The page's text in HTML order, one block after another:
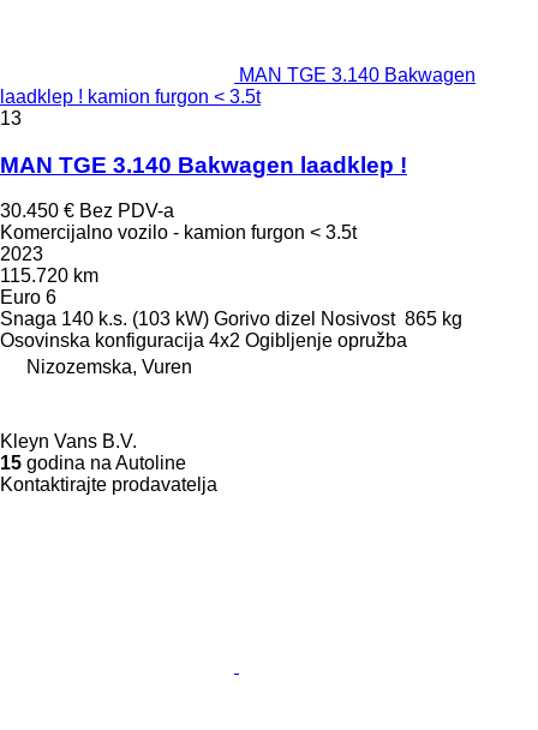
MAN TGE 3.140 Bakwagen
laadklep ! kamion furgon < 3.5t
13
MAN TGE 3.140 Bakwagen laadklep !
30.450 € Bez PDV-a
Komercijalno vozilo - kamion furgon < 3.5t
2023
115.720 km
Euro 6
Snaga 140 k.s. (103 kW) Gorivo dizel Nosivost 865 kg
Osovinska konfiguracija 4x2 Ogibljenje opružba
Nizozemska, Vuren
Kleyn Vans B.V.
15 godina na Autoline
Kontaktirajte prodavatelja